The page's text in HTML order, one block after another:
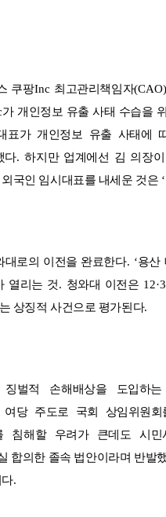
쿠팡Inc 최고관리책임자
가 개인정보 유출 사태 수습을
표가 개인정보 유출 사태에
다.하지만 업계에선 김 의장
국인 임시대표를 내세운 것은 ‘
대로의 이전을 완료한다. ‘용산
열리는 것. 청와대 이전은
상징적 사건으로 평가된다.
벌적 손해배상을 도입하
여당 주도로 국회 상임위원회
침해할 우려가 큰데도 시
합의한 졸속 법안이라며 반발
.